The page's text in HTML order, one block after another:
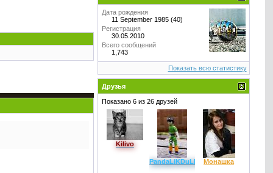
Дата рождения
11 September 1985 (40)
Регистрация
30.05.2010
Всего сообщений
1,743
Показать всю статистику
Друзья
Показано 6 из 26 друзей
Kilivo
PandaLiKDuLKiLLМонашка